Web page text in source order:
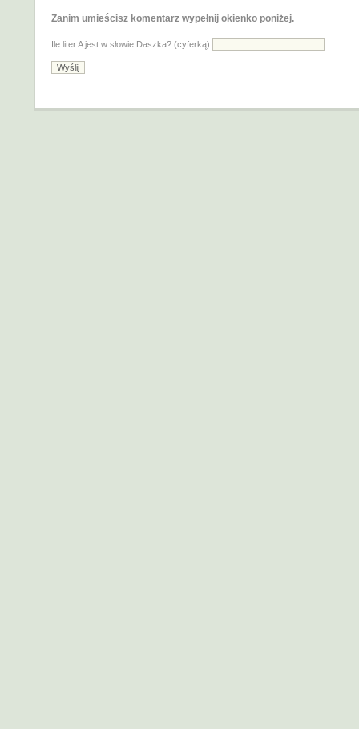
Zanim umieścisz komentarz wypełnij okienko poniżej.
Ile liter A jest w słowie Daszka? (cyferką)